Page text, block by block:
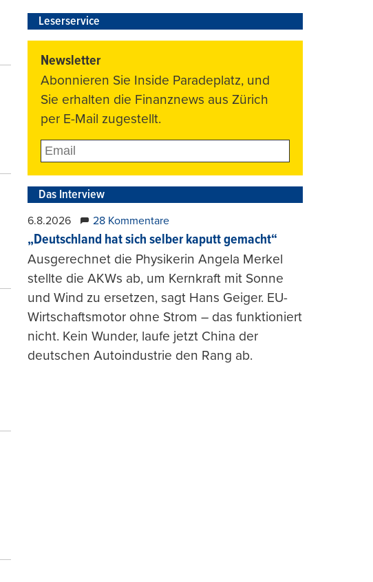
Leserservice
Newsletter
Abonnieren Sie Inside Paradeplatz, und
Sie erhalten die Finanznews aus Zürich
per E-Mail zugestellt.
Das Interview
6.8.2026 28 Kommentare
„Deutschland hat sich selber kaputt gemacht“
Ausgerechnet die Physikerin Angela Merkel
stellte die AKWs ab, um Kernkraft mit Sonne
und Wind zu ersetzen, sagt Hans Geiger. EU-
Wirtschaftsmotor ohne Strom – das funktioniert
nicht. Kein Wunder, laufe jetzt China der
deutschen Autoindustrie den Rang ab.